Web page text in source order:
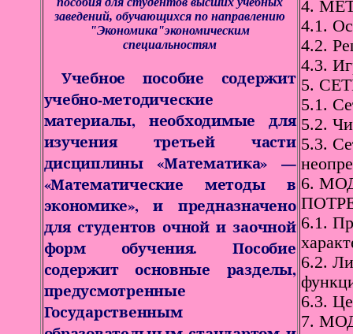
заведений, обучающихся по направлению
"Экономика"экономическим
специальностям
Учебное пособие содержит
учебно-методические
материалы, необходимые для
изучения третьей части
дисциплины «Математика» —
«Математические методы в
экономике», и предназначено
для студентов очной и заочной
форм обучения. Пособие
содержит основные разделы,
предусмотренные
Государственным
4.
4.1.
4.2.
4.3.
5.
5.1.
5.2.
5.3.
6.
6.1.
6.2.
6.3.
7.